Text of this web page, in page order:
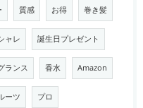
質感 お得 巻き髪
ャレ 誕生日プレゼント
ランス 香水 Amazon
ーツ プロ